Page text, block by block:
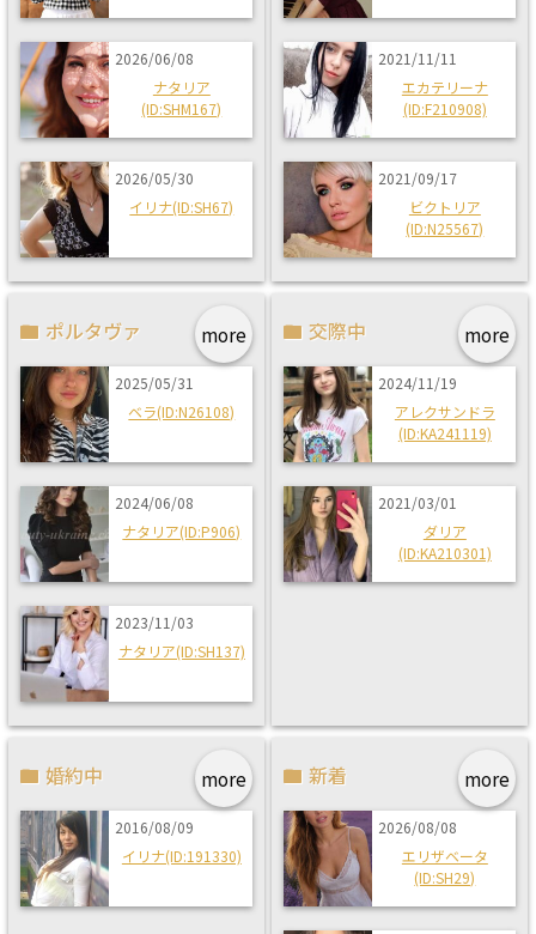
2026/06/08
ナタリア
(ID:SHM167)
2026/05/30
イリナ(ID:SH67)
2021/11/11
エカテリーナ
(ID:F210908)
2021/09/17
ビクトリア
(ID:N25567)
more
ポルタヴァ
2025/05/31
ベラ(ID:N26108)
2024/06/08
ナタリア(ID:P906)
2023/11/03
ナタリア(ID:SH137)
more
交際中
2024/11/19
アレクサンドラ
(ID:KA241119)
2021/03/01
ダリア
(ID:KA210301)
more
婚約中
2016/08/09
イリナ(ID:191330)
more
新着
2026/08/08
エリザベータ
(ID:SH29)